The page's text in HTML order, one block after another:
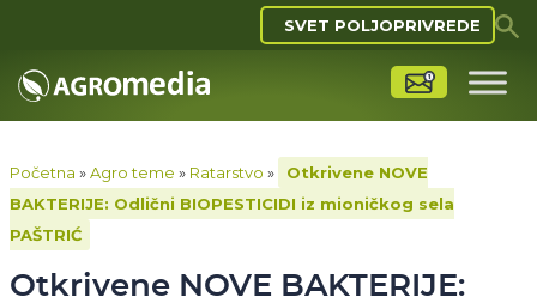
SVET POLJOPRIVREDE
Početna »Agro teme » Ratarstvo »
Otkrivene NOVE
BAKTERIJE: Odlični BIOPESTICIDI iz mioničkog sela
PAŠTRIĆ
Otkrivene NOVE BAKTERIJE: